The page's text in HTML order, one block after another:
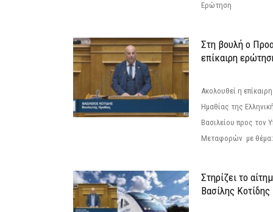
Ερώτηση
Στη βουλή ο
επίκαιρη
Ακολουθεί η
Ημαθίας της
Βασιλείου προς τον
Μεταφορών με θέμα:
Στηρίζει το
Βασίλης Κοτίδης